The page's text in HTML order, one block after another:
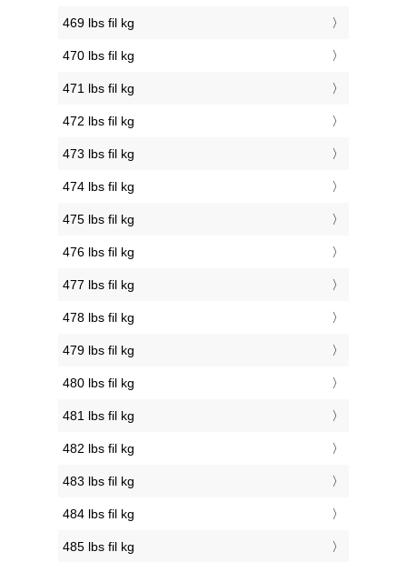
469 lbs fil kg
470 lbs fil kg
471 lbs fil kg
472 lbs fil kg
473 lbs fil kg
474 lbs fil kg
475 lbs fil kg
476 lbs fil kg
477 lbs fil kg
478 lbs fil kg
479 lbs fil kg
480 lbs fil kg
481 lbs fil kg
482 lbs fil kg
483 lbs fil kg
484 lbs fil kg
485 lbs fil kg